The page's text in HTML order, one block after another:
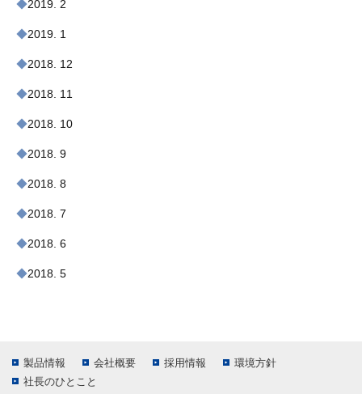
2019. 2
2019. 1
2018. 12
2018. 11
2018. 10
2018. 9
2018. 8
2018. 7
2018. 6
2018. 5
製品情報 会社概要 採用情報
環境方針
社長のひとこと